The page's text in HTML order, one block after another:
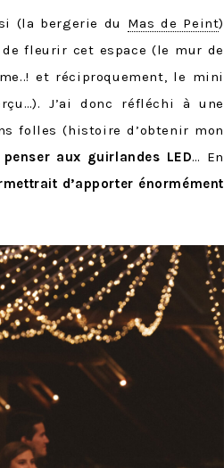
(la bergerie du Mas de Peint)
fleurir cet espace (le mur de
et réciproquement, le mini
J’ai donc réfléchi à une
folles (histoire d’obtenir mon
aux guirlandes LED… En
d’apporter énormément